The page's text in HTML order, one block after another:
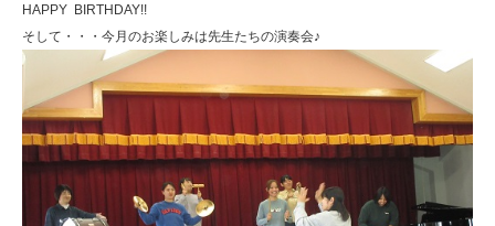
HAPPY BIRTHDAY!!
そして・・・今月のお楽しみは先生たちの演奏会♪